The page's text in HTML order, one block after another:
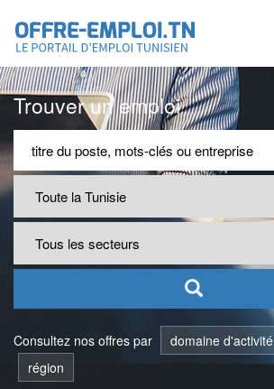
Trouver un emploi
Consultez nos offres par domaine d'activité
région